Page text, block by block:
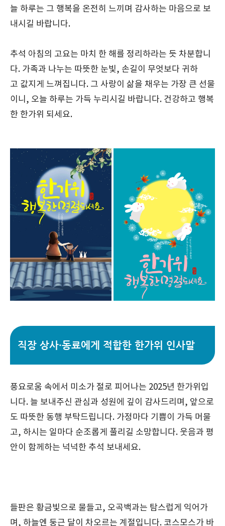
늘 하루는 그 행복을 온전히 느끼며 감사하는 마음으로 보
내시길 바랍니다.
추석 아침의 고요는 마치 한 해를 정리하라는 듯 차분합니
다. 가족과 나누는 따뜻한 눈빛, 손길이 무엇보다 귀하
고 값지게 느껴집니다. 그 사랑이 삶을 채우는 가장 큰 선물
이니, 오늘 하루는 가득 누리시길 바랍니다. 건강하고 행복
한 한가위 되세요.
직장 상사·동료에게 적합한 한가위 인사말
풍요로움 속에서 미소가 절로 피어나는 2025년 한가위입
니다. 늘 보내주신 관심과 성원에 깊이 감사드리며, 앞으로
도 따뜻한 동행 부탁드립니다. 가정마다 기쁨이 가득 머물
고, 하시는 일마다 순조롭게 풀리길 소망합니다. 웃음과 평
안이 함께하는 넉넉한 추석 보내세요.
들판은 황금빛으로 물들고, 오곡백과는 탐스럽게 익어가
며, 하늘엔 둥근 달이 차오르는 계절입니다. 코스모스가 바